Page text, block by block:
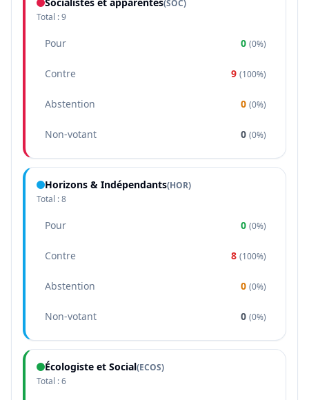
(SOC)
Total :9
Pour 0 (0%)
Contre 9 (100%)
Abstention 0 (0%)
Non-votant 0 (0%)
Horizons & Indépendants(HOR)
Total :8
Pour 0 (0%)
Contre 8 (100%)
Abstention 0 (0%)
Non-votant 0 (0%)
Écologiste et Social(ECOS)
Total :6